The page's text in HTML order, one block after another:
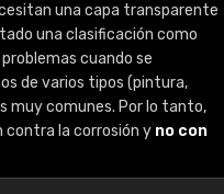
una capa transparente
una clasificación como
cuando se
de varios tipos (pintura,
muy comunes. Por lo tanto,
contra la corrosión y no con